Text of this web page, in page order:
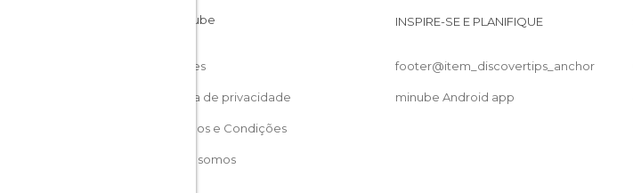
Cookies
Política de privacidade
Términos e Condições
Quem somos
INSPIRE-SE E PLANIFIQUE
footer@item_discovertips_anchor
minube Android app